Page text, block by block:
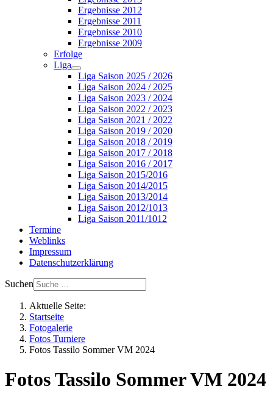
Ergebnisse 2012
Ergebnisse 2011
Ergebnisse 2010
Ergebnisse 2009
Erfolge
Liga
Liga Saison 2025 / 2026
Liga Saison 2024 / 2025
Liga Saison 2023 / 2024
Liga Saison 2022 / 2023
Liga Saison 2021 / 2022
Liga Saison 2019 / 2020
Liga Saison 2018 / 2019
Liga Saison 2017 / 2018
Liga Saison 2016 / 2017
Liga Saison 2015/2016
Liga Saison 2014/2015
Liga Saison 2013/2014
Liga Saison 2012/1013
Liga Saison 2011/1012
Termine
Weblinks
Impressum
Datenschutzerklärung
Suchen
Aktuelle Seite:
Startseite
Fotogalerie
Fotos Turniere
Fotos Tassilo Sommer VM 2024
Fotos Tassilo Sommer VM 2024